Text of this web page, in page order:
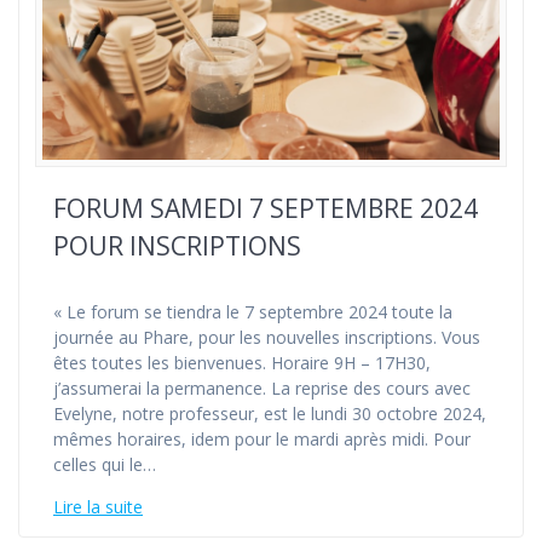
FORUM SAMEDI 7 SEPTEMBRE 2024
POUR INSCRIPTIONS
« Le forum se tiendra le 7 septembre 2024 toute la
journée au Phare, pour les nouvelles inscriptions. Vous
êtes toutes les bienvenues. Horaire 9H – 17H30,
j’assumerai la permanence. La reprise des cours avec
Evelyne, notre professeur, est le lundi 30 octobre 2024,
mêmes horaires, idem pour le mardi après midi. Pour
celles qui le…
Lire la suite